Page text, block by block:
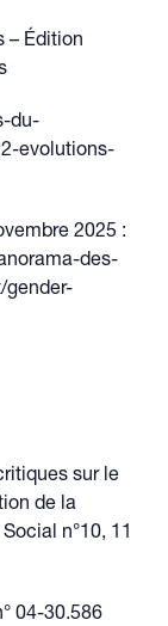
– Édition
du-
evolutions-
2025 :
des-
gender-
sur le
de la
n°10, 11
04-30.586